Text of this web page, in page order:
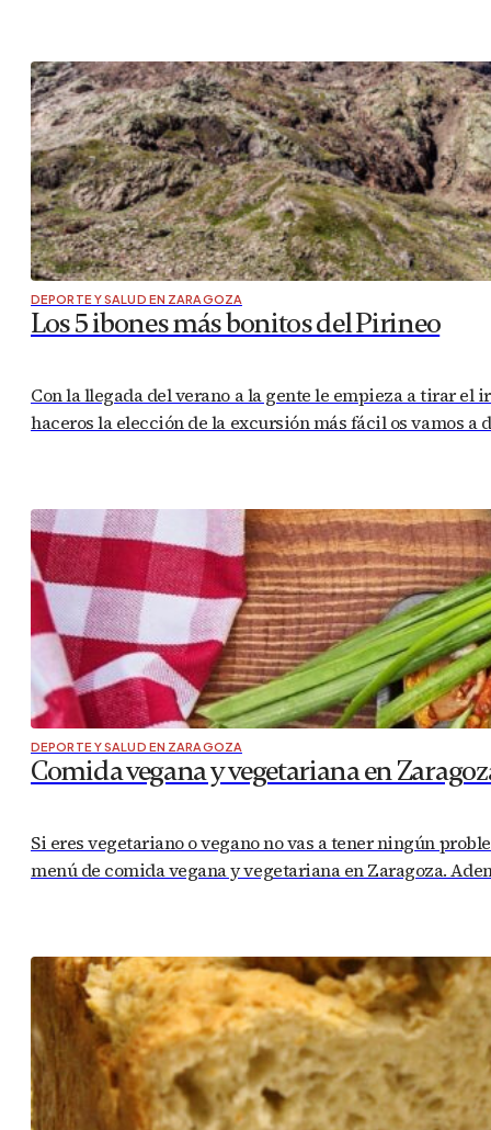
DEPORTE Y SALUD EN ZARAGOZA
Los 5 ibones más bonitos del Pirineo
Con la llegada del verano a la gente le empieza a tirar el
haceros la elección de la excursión más fácil os vamos a
DEPORTE Y SALUD EN ZARAGOZA
Comida vegana y vegetariana en
Si eres vegetariano o vegano no vas a tener ningún
menú de comida vegana y vegetariana en Zaragoza.